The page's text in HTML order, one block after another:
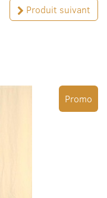
Produit suivant
Promo